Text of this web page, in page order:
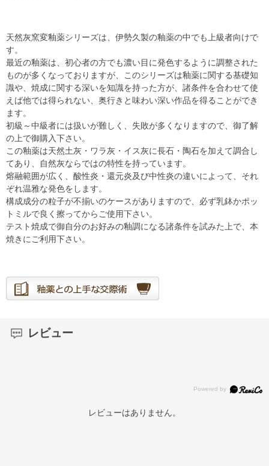
天然灰窯変釉薬シリーズは、伊勢久製の釉薬の中でも上級者向けで
す。
最近の釉薬は、初心者の方でも濃い目に発色するように調整された
ものが多くなっておりますが、このシリーズは釉薬に関する基礎知
識や、焼成に関する深いを知識を持った方が、諸条件を合わせて使
えば他では得られない、奥行きと味わい深い作品を得ることができ
ます。
初級～中級者には扱いが難しく、失敗が多くなりますので、御了解
の上で御購入下さい。
この釉薬は天然土灰・ワラ灰・イス灰に長石・陶石を加えて調合し
てあり、自然灰ならではの特性を持っています。
熔融範囲が広く、酸性炎・還元炎及び中性炎の違いによって、それ
ぞれ温雅な発色をします。
構成成分の粒子が不揃いのケースがありますので、必ず乳鉢かポッ
トミルで良く擦ってからご使用下さい。
テスト焼成で御自分のお好みの釉調になる諸条件を試みた上で、本
焼きにご利用下さい。
レビュー
レビューはありません。